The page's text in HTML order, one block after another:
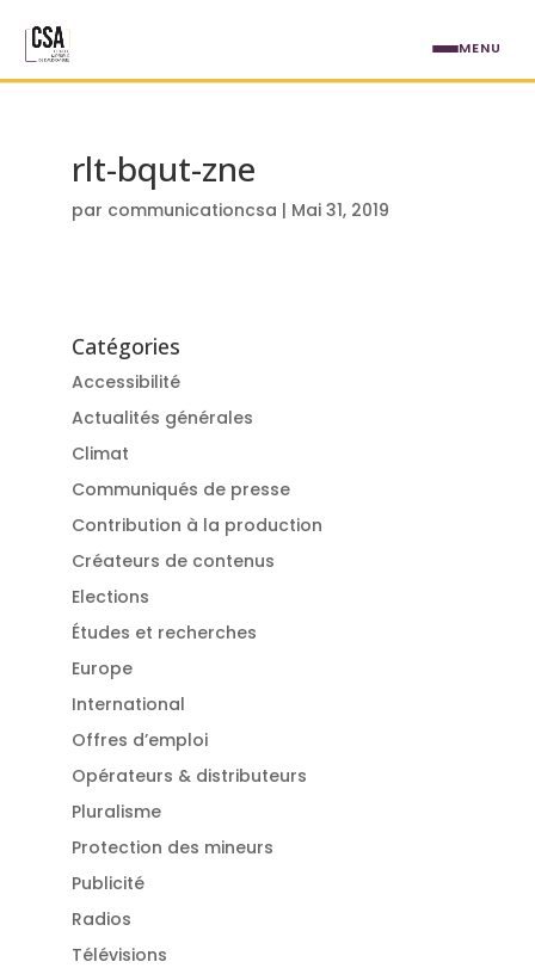
rlt-bqut-zne
par communicationcsa | Mai 31, 2019
Catégories
Accessibilité
Actualités générales
Climat
Communiqués de presse
Contribution à la production
Créateurs de contenus
Elections
Études et recherches
Europe
International
Offres d’emploi
Opérateurs & distributeurs
Pluralisme
Protection des mineurs
Publicité
Radios
Télévisions
MENU